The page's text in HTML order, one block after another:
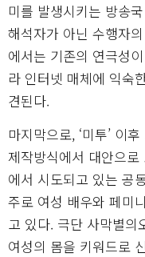
미를 발생시키는 방송
해석자가 아닌 수행자
에서는 기존의 연극성
라 인터넷 매체에 익숙
견된다.
마지막으로, ‘미투’ 이
제작방식에서 대안으
에서 시도되고 있는 공
주로 여성 배우와 페미
고 있다. 극단 사막별의
여성의 몸을 키워드로